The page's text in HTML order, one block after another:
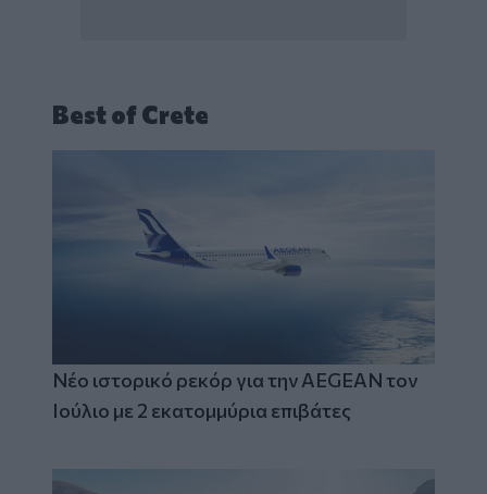
Best of Crete
Νέο ιστορικό ρεκόρ για την AEGEAN τον
Ιούλιο με 2 εκατομμύρια επιβάτες